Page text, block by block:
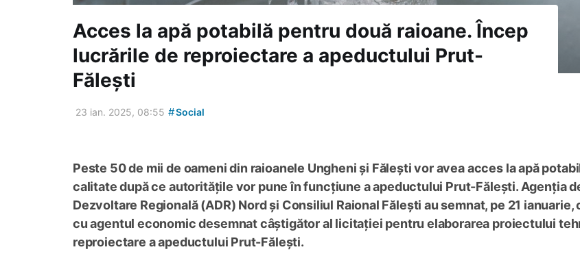
Acces la apă potabilă pentru două raioane. Încep
lucrările de reproiectare a apeductului Prut-
Fălești
23 ian. 2025, 08:55 #Social
Peste 50 de mii de oameni din raioanele Ungheni și Fălești vor avea acces la apă
calitate după ce autoritățile vor pune în funcțiune a apeductului Prut-Fălești. Agenția
Dezvoltare Regională (ADR) Nord și Consiliul Raional Fălești au semnat, pe 21
cu agentul economic desemnat câștigător al licitației pentru elaborarea proiectului
reproiectare a apeductului Prut-Fălești.